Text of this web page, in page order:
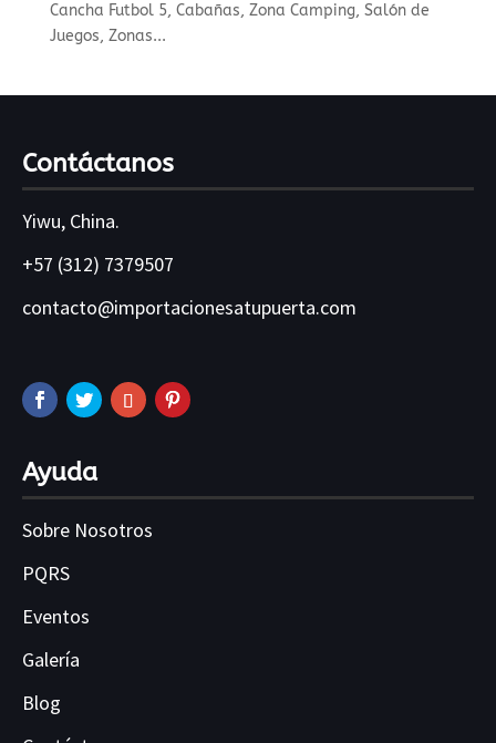
Cancha Futbol 5, Cabañas, Zona Camping, Salón de
Juegos, Zonas...
Contáctanos
Yiwu, China.
+57 (312) 7379507
contacto@importacionesatupuerta.com
Ayuda
Sobre Nosotros
PQRS
Eventos
Galería
Blog